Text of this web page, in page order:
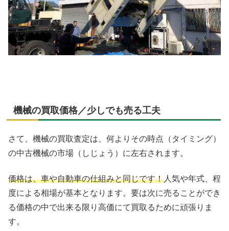
機械の買取価格／少しでも売る工夫
さて、機械の買取査定は、何よりその時点（タイミング）
の中古機械の市場（しじょう）に左右されます。
価格は、車や自動車の仕組みと同じです！人気や年式、程
度による相場が基本となります。要は次に売ることができ
る価格の中で出来る限り高価にて買取るために頑張りま
す。